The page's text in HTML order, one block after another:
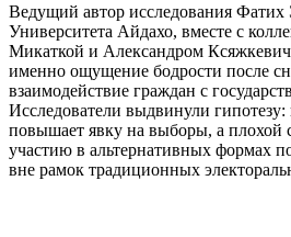
Ведущий автор исследования Фатих
Университета Айдахо, вместе с
Микаткой и Александром
именно ощущение бодрости после
взаимодействие граждан с
Исследователи выдвинули гипотезу:
повышает явку на выборы, а плохой
участию в альтернативных формах
вне рамок традиционных